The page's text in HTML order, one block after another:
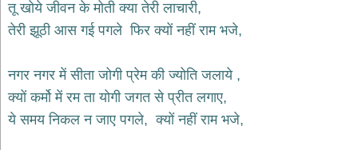
कृष्ण
भजन
krishna
शिव
भजन
bhajans
तू खोये जीवन के मोती क्या तेरी लाचारी,
तेरी झूठी आस गई पगले फिर क्यों नहीं राम भजे,
नगर नगर में सीता जोगी प्रेम की ज्योति जलाये ,
क्यों कर्मो में रम ता योगी जगत से प्रीत लगाए,
ये समय निकल न जाए पगले, क्यों नहीं राम भजे,